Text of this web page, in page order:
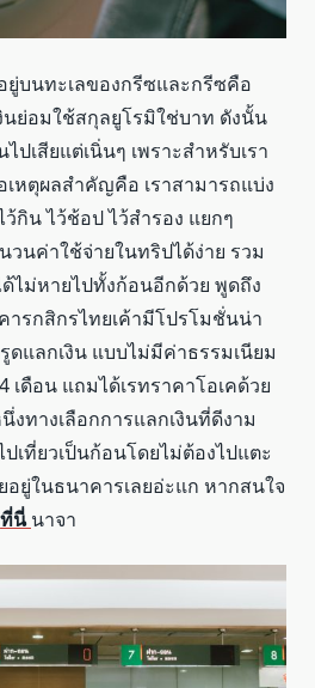
ยู่บนทะเลของกรีซและกรีซคือ
นย่อมใช้สกุลยูโรมิใช่บาท ดังนั้น
ปเสียแต่เนิ่นๆ เพราะสำหรับเรา
เหตุผลสำคัญคือ เราสามารถแบ่ง
ว้กิน ไว้ช้อป ไว้สำรอง แยกๆ
วนค่าใช้จ่ายในทริปได้ง่าย รวม
ด้ไม่หายไปทั้งก้อนอีกด้วย พูดถึง
ารกสิกรไทยเค้ามีโปรโมชั่นน่า
ดแลกเงิน แบบไม่มีค่าธรรมเนียม
เดือน แถมได้เรทราคาโอเคด้วย
งทางเลือกการแลกเงินที่ดีงาม
ปเที่ยวเป็นก้อนโดยไม่ต้องไปแตะ
อยู่ในธนาคารเลยอ่ะแก หากสนใจ
ที่นี่ นาจา